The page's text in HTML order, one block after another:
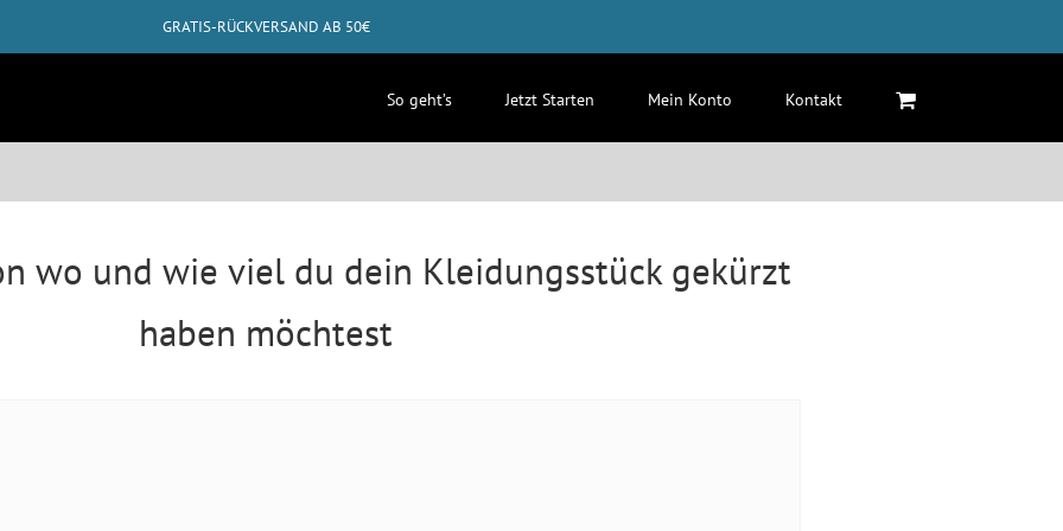
GRATIS-RÜCKVERSAND AB 50€
So geht’s
Jetzt Starten Mein Konto Kontakt
wo und wie viel du dein Kleidungsstück gekürzt
haben möchtest